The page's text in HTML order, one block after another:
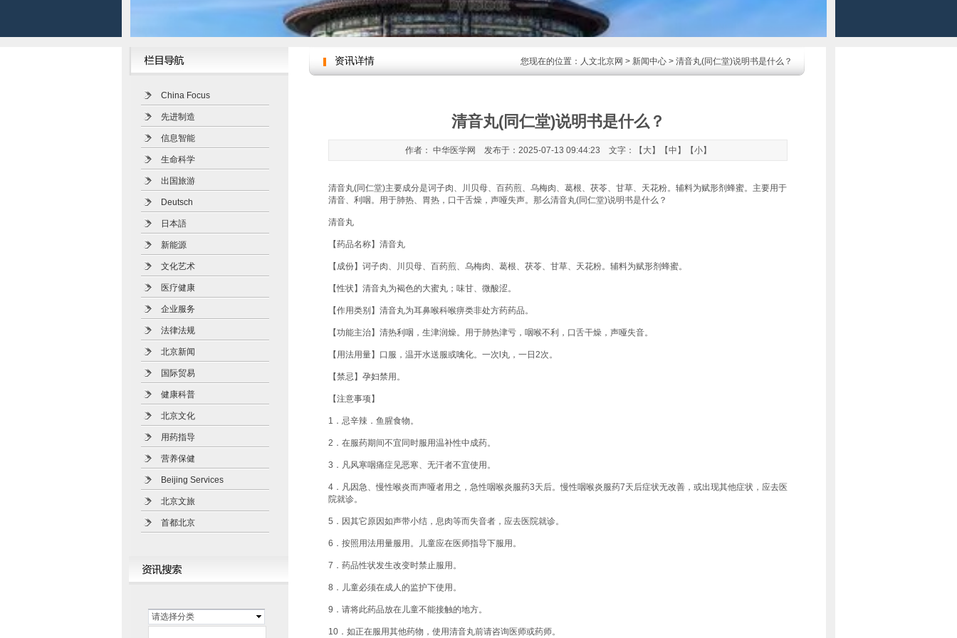
China Focus
先进制造
信息智能
生命科学
出国旅游
Deutsch
日本語
新能源
文化艺术
医疗健康
企业服务
法律法规
北京新闻
国际贸易
健康科普
北京文化
用药指导
营养保健
Beijing Services
北京文旅
首都北京
请选择分类
资讯详情 您现在的位置： 人文北京网 > 新闻中心 > 清音丸(同仁堂)说明书是什么？
清音丸(同仁堂)说明书是什么？
作者： 中华医学网 发布于：2025-07-13 09:44:23 文字：【 大】【中 】【小】
清音丸(同仁堂)主要成分是诃子肉、川贝母、百药煎、乌梅肉、葛根、茯苓、甘草、天花粉。辅料为赋形剂蜂蜜。主要用于
清音、利咽。用于肺热、胃热，口干舌燥，声哑失声。那么清音丸(同仁堂)说明书是什么？
清音丸
【药品名称】清音丸
【成份】诃子肉、川贝母、百药煎、乌梅肉、葛根、茯苓、甘草、天花粉。辅料为赋形剂蜂蜜。
【性状】清音丸为褐色的大蜜丸；味甘、微酸涩。
【作用类别】清音丸为耳鼻喉科喉痹类非处方药药品。
【功能主治】清热利咽，生津润燥。用于肺热津亏，咽喉不利，口舌干燥，声哑失音。
【用法用量】口服，温开水送服或噙化。一次l丸，一日2次。
【禁忌】孕妇禁用。
【注意事项】
1．忌辛辣．鱼腥食物。
2．在服药期间不宜同时服用温补性中成药。
3．凡风寒咽痛症见恶寒、无汗者不宜使用。
4．凡因急、慢性喉炎而声哑者用之，急性咽喉炎服药3天后。慢性咽喉炎服药7天后症状无改善，或出现其他症状，应去医
院就诊。
5．因其它原因如声带小结，息肉等而失音者，应去医院就诊。
6．按照用法用量服用。儿童应在医师指导下服用。
7．药品性状发生改变时禁止服用。
8．儿童必须在成人的监护下使用。
9．请将此药品放在儿童不能接触的地方。
10．如正在服用其他药物，使用清音丸前请咨询医师或药师。